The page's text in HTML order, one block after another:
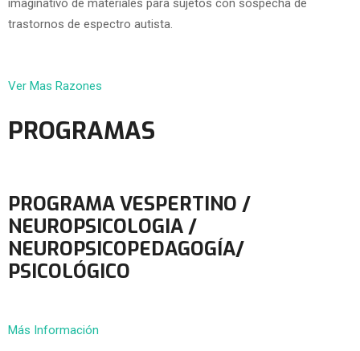
imaginativo de materiales para sujetos con sospecha de
trastornos de espectro autista.
Ver Mas Razones
PROGRAMAS
PROGRAMA VESPERTINO /
NEUROPSICOLOGIA /
NEUROPSICOPEDAGOGÍA/
PSICOLÓGICO
Más Información